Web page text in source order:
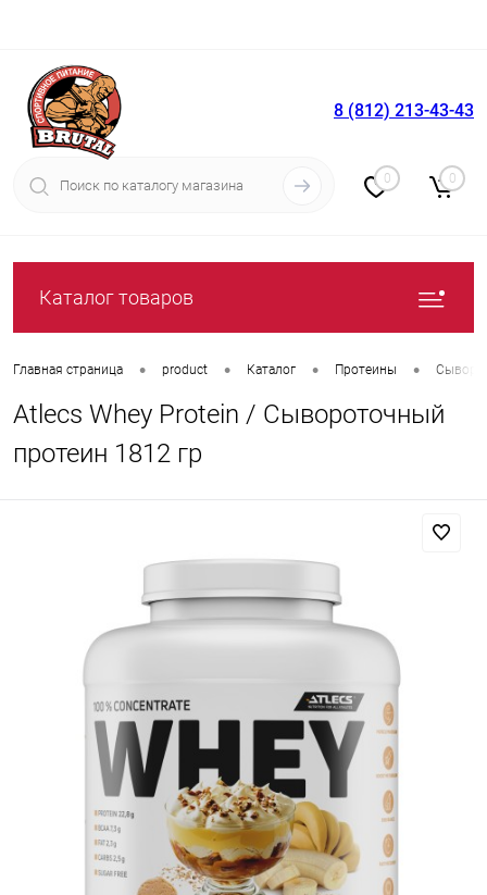
Вход Регистрация
8 (812) 213-43-43
0 0
Каталог товаров
Главная страница • product • Каталог • Протеины •
Atlecs Whey Protein / Сывороточный
протеин 1812 гр